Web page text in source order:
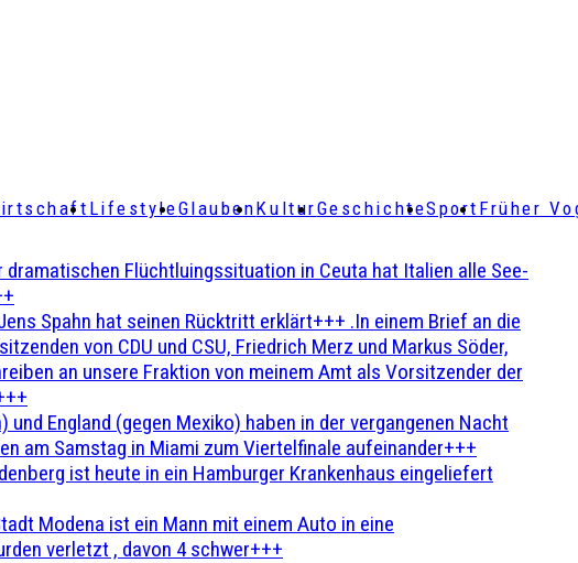
LifestyleGlaubenKulturGeschichteSport Früher
dramatischen Flüchtluingssituation in Ceuta hat Italien alle See-
Spahn hat seinen Rücktritt erklärt+++ .In einem Brief an die
von CDU und CSU, Friedrich Merz und Markus Söder,
an unsere Fraktion von meinem Amt als Vorsitzender der
und England (gegen Mexiko) haben in der vergangenen Nacht
am Samstag in Miami zum Viertelfinale aufeinander+++
ist heute in ein Hamburger Krankenhaus eingeliefert
Modena ist ein Mann mit einem Auto in eine
verletzt , davon 4 schwer+++